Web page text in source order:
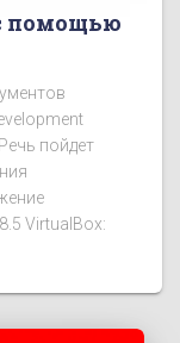
помощью
пойдет
VirtualBox: